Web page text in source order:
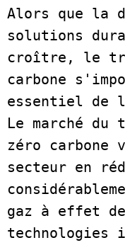
Alors que la
solutions
croître, le
carbone
essentiel de
Le marché du
zéro carbone
secteur en
gaz à effet
technologies